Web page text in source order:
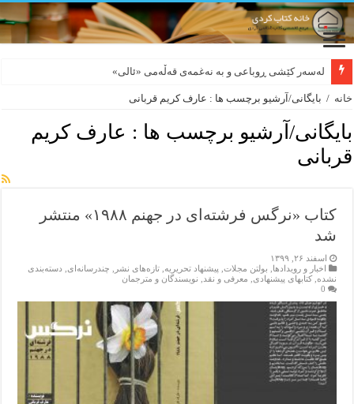
لەسەر کێشی ڕوباعی و به نەغمەی قەڵەمی «ئالی»
خانه / بایگانی/آرشیو برچسب ها : عارف کریم قربانی
بایگانی/آرشیو برچسب ها : عارف کریم
قربانی
کتاب «نرگس فرشته‌ای در جهنم ۱۹۸۸» منتشر
شد
اسفند ۲۶, ۱۳۹۹
اخبار و رویدادها
بولتن مجلات پیشنهاد تحریریه ,تازەهای نشر چندرسانه‌ای
دسته‌بندی
نشده ,کتابهای پیشنهادی معرفی و نقد
نویسندگان و مترجمان
0